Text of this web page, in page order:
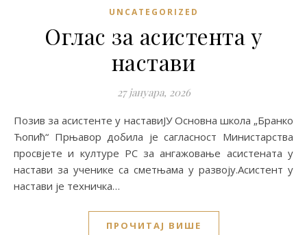
UNCATEGORIZED
Оглас за асистента у
настави
27 јануара, 2026
Позив за асистенте у наставиЈУ Основна школа „Бранко
Ћопић“ Прњавор добила је сагласност Министарства
просвјете и културе РС за ангажовање асистената у
настави за ученике са сметњама у развоју.Асистент у
настави је техничка…
ПРОЧИТАЈ ВИШЕ